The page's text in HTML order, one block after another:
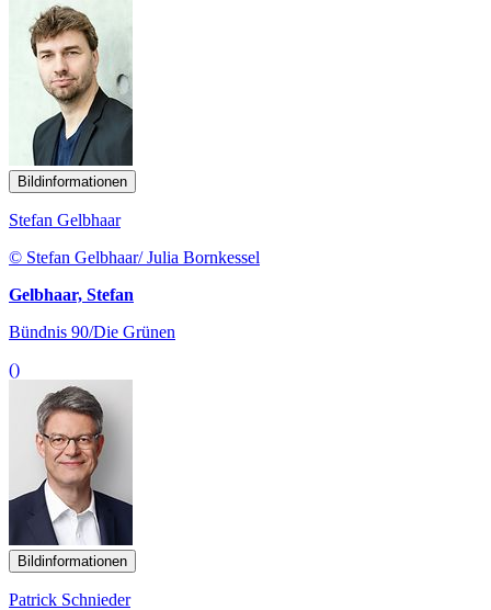
Bildinformationen
Stefan Gelbhaar
© Stefan Gelbhaar/ Julia Bornkessel
Gelbhaar, Stefan
Bündnis 90/Die Grünen
()
Bildinformationen
Patrick Schnieder